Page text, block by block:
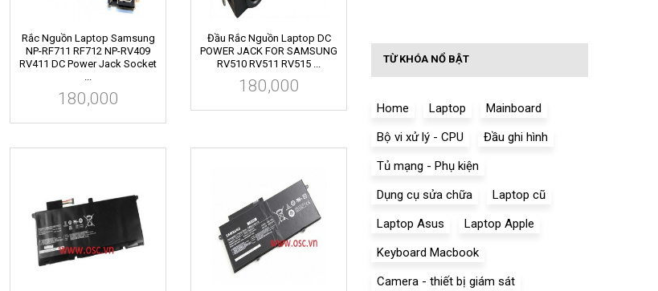
Rắc Nguồn Laptop Samsung
NP-RF711 RF712 NP-RV409
RV411 DC Power Jack Socket
...
180,000
Đầu Rắc Nguồn Laptop DC
POWER JACK FOR SAMSUNG
RV510 RV511 RV515 ...
180,000
TỪ KHÓA NỔ BẬT
Home Laptop
Mainboard
Bộ vi xử lý - CPU
Đầu ghi hình
Tủ mạng - Phụ kiện
Dụng cụ sửa chữa
Laptop cũ
Laptop Asus
Laptop Apple
Keyboard Macbook
Camera - thiết bị giám sát